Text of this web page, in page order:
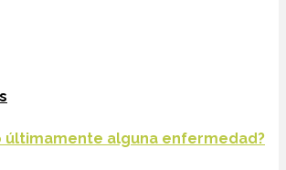
últimamente alguna enfermedad?